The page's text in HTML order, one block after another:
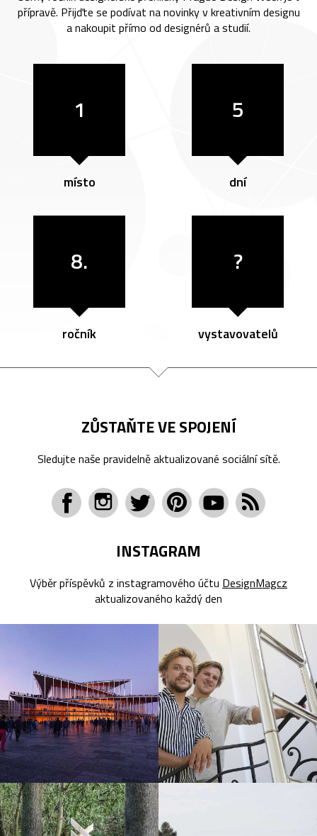
přípravě. Přijďte se podívat na novinky v kreativním designu
a nakoupit přímo od designérů a studií.
1
místo
5
dní
8.
ročník
?
vystavovatelů
ZŮSTAŇTE VE SPOJENÍ
Sledujte naše pravidelně aktualizované sociální sítě.
INSTAGRAM
Výběr příspěvků z instagramového účtu DesignMagcz
aktualizovaného každý den